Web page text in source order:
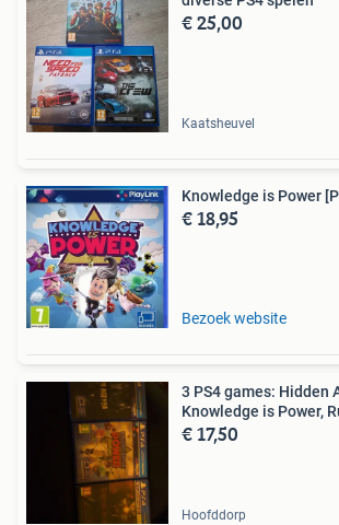
€ 25,00
Kaatsheuvel
Knowledge is Power
€ 18,95
Bezoek website
3 PS4 games: Hidden
Knowledge is Power,
€ 17,50
Hoofddorp